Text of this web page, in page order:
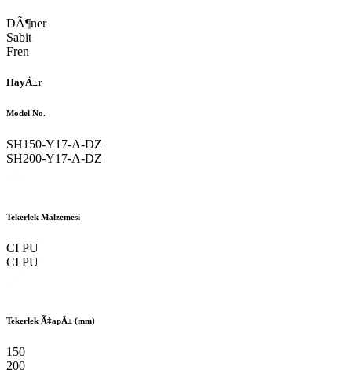
DÃ¶ner
Sabit
Fren
HayÄ±r
Model No.
SH150-Y17-A-DZ
SH200-Y17-A-DZ
Tekerlek Malzemesi
CI PU
CI PU
Tekerlek Ã‡apÄ± (mm)
150
200